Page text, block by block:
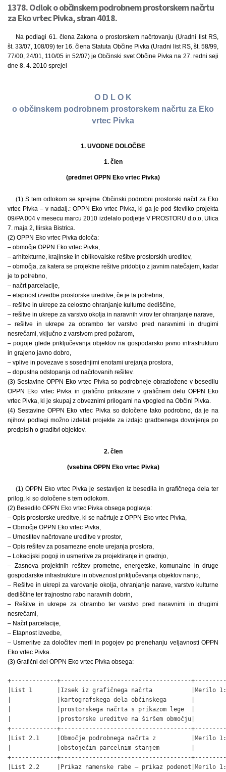
1378. Odlok o občinskem podrobnem prostorskem načrtu
za Eko vrtec Pivka, stran 4018.
Na podlagi 61. člena Zakona o prostorskem načrtovanju (Uradni list RS,
št. 33/07, 108/09) ter 16. člena Statuta Občine Pivka (Uradni list RS, št. 58/99,
77/00, 24/01, 110/05 in 52/07) je Občinski svet Občine Pivka na 27. redni seji
dne 8. 4. 2010 sprejel
O D L O K
o občinskem podrobnem prostorskem načrtu za Eko
vrtec Pivka
1. UVODNE DOLOČBE
1. člen
(predmet OPPN Eko vrtec Pivka)
(1) S tem odlokom se sprejme Občinski podrobni prostorski načrt za Eko
vrtec Pivka – v nadalj.: OPPN Eko vrtec Pivka, ki ga je pod številko projekta
09/PA 004 v mesecu marcu 2010 izdelalo podjetje V PROSTORU d.o.o, Ulica
7. maja 2, Ilirska Bistrica.
(2) OPPN Eko vrtec Pivka določa:
– območje OPPN Eko vrtec Pivka,
– arhitekturne, krajinske in oblikovalske rešitve prostorskih ureditev,
– območja, za katera se projektne rešitve pridobijo z javnim natečajem, kadar
je to potrebno,
– načrt parcelacije,
– etapnost izvedbe prostorske ureditve, če je ta potrebna,
– rešitve in ukrepe za celostno ohranjanje kulturne dediščine,
– rešitve in ukrepe za varstvo okolja in naravnih virov ter ohranjanje narave,
– rešitve in ukrepe za obrambo ter varstvo pred naravnimi in drugimi
nesrečami, vključno z varstvom pred požarom,
– pogoje glede priključevanja objektov na gospodarsko javno infrastrukturo
in grajeno javno dobro,
– vplive in povezave s sosednjimi enotami urejanja prostora,
– dopustna odstopanja od načrtovanih rešitev.
(3) Sestavine OPPN Eko vrtec Pivka so podrobneje obrazložene v besedilu
OPPN Eko vrtec Pivka in grafično prikazane v grafičnem delu OPPN Eko
vrtec Pivka, ki je skupaj z obveznimi prilogami na vpogled na Občini Pivka.
(4) Sestavine OPPN Eko vrtec Pivka so določene tako podrobno, da je na
njihovi podlagi možno izdelati projekte za izdajo gradbenega dovoljenja po
predpisih o graditvi objektov.
2. člen
(vsebina OPPN Eko vrtec Pivka)
(1) OPPN Eko vrtec Pivka je sestavljen iz besedila in grafičnega dela ter
prilog, ki so določene s tem odlokom.
(2) Besedilo OPPN Eko vrtec Pivka obsega poglavja:
– Opis prostorske ureditve, ki se načrtuje z OPPN Eko vrtec Pivka,
– Območje OPPN Eko vrtec Pivka,
– Umestitev načrtovane ureditve v prostor,
– Opis rešitev za posamezne enote urejanja prostora,
– Lokacijski pogoji in usmeritve za projektiranje in gradnjo,
– Zasnova projektnih rešitev prometne, energetske, komunalne in druge
gospodarske infrastrukture in obveznost priključevanja objektov nanjo,
– Rešitve in ukrepi za varovanje okolja, ohranjanje narave, varstvo kulturne
dediščine ter trajnostno rabo naravnih dobrin,
– Rešitve in ukrepe za obrambo ter varstvo pred naravnimi in drugimi
nesrečami,
– Načrt parcelacije,
– Etapnost izvedbe,
– Usmeritve za določitev meril in pogojev po prenehanju veljavnosti OPPN
Eko vrtec Pivka.
(3) Grafični del OPPN Eko vrtec Pivka obsega:
+-------------+-------------------------------------
|List 1       |Izsek iz grafičnega načrta           |Merilo
|             |kartografskega dela občinskega       |
|             |prostorskega načrta s prikazom lege  |
|             |prostorske ureditve na širšem območju|
+-------------+-------------------------------------
|List 2.1     |Območje podrobnega načrta z          |Merilo
|             |obstoječim parcelnim stanjem         |
+-------------+-------------------------------------
|List 2.2     |Prikaz namenske rabe – prikaz podenot|Merilo